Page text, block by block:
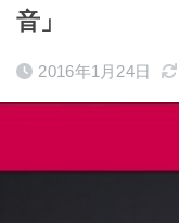
音」
2016年1月24日